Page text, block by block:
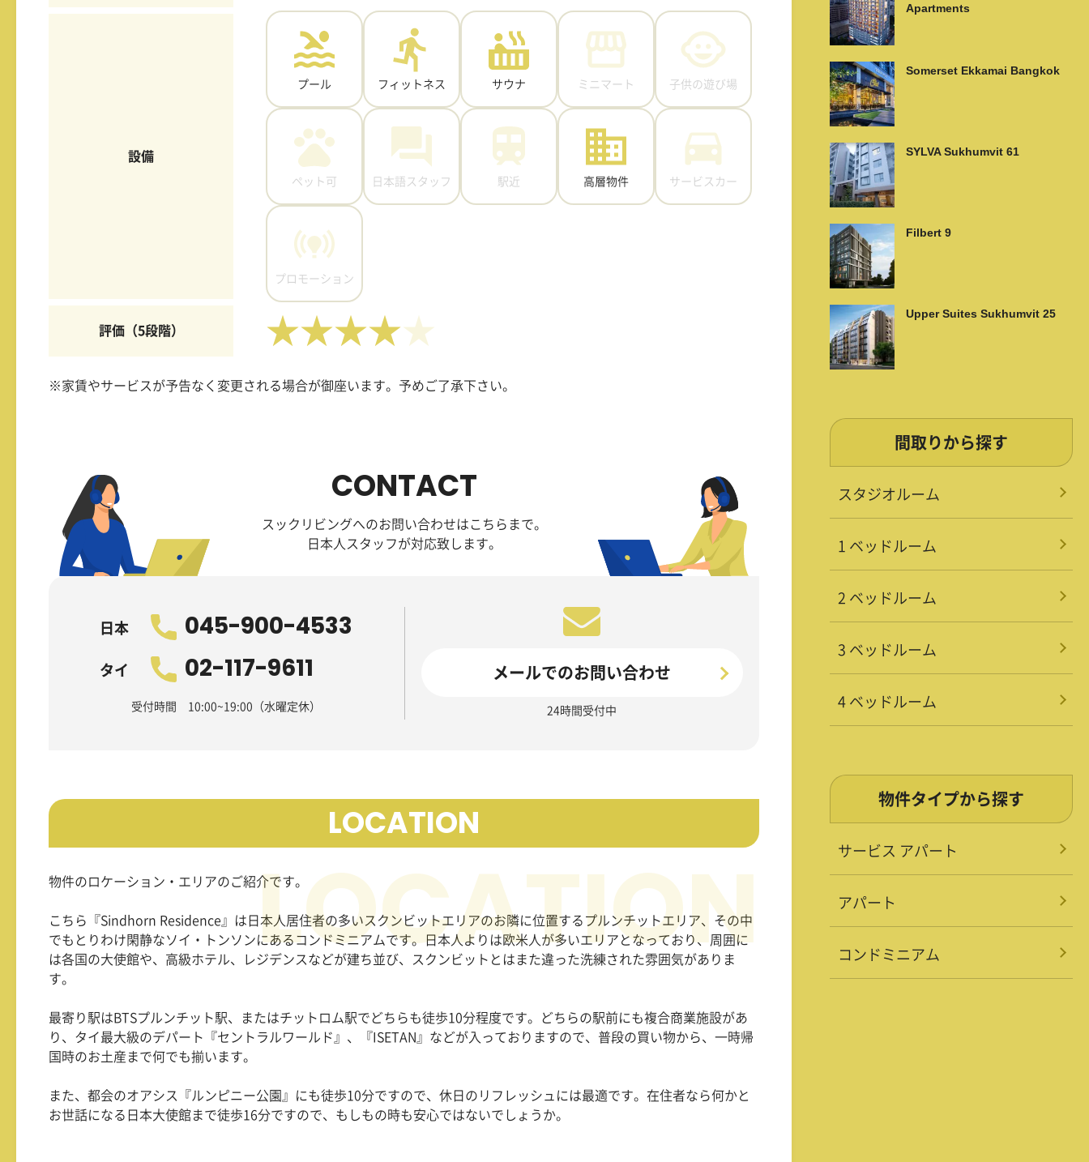
設備
プール フィットネス サウナ ミニマート 子供の遊び場
ペット可 日本語スタッフ 駅近 高層物件 サービスカー
プロモーション
評価（5段階） ★★★★
※家賃やサービスが予告なく変更される場合が御座います。予めご了承下さい。
CONTACT
スックリビングへのお問い合わせはこちらまで。
日本人スタッフが対応致します。
日本 045-900-4533
タイ 02-117-9611
受付時間 10:00~19:00（水曜定休）
メールでのお問い合わせ
24時間受付中
LOCATION
物件のロケーション・エリアのご紹介です。
こちら『Sindhorn Residence 』は日本人居住者の多いスクンビットエリアのお隣に位置するプルンチットエリア、その中
でもとりわけ閑静なソイ・トンソンにあるコンドミニアムです。日本人よりは欧米人が多いエリアとなっており、周囲に
は各国の大使館や、高級ホテル、レジデンスなどが建ち並び、スクンビットとはまた違った洗練された雰囲気がありま
す。
最寄り駅は BTSプルンチット駅、またはチットロム駅でどちらも徒歩10分程度です。どちらの駅前にも複合商業施設があ
り、タイ最大級のデパート『セントラルワールド』、『 ISETAN 』などが入っておりますので、普段の買い物から、一時帰
国時のお土産まで何でも揃います。
また、都会のオアシス『ルンピニー公園』にも徒歩10分ですので、休日のリフレッシュには最適です。在住者なら何かと
お世話になる日本大使館まで徒歩16分ですので、もしもの時も安心ではないでしょうか。
Apartments
Somerset Ekkamai Bangkok
SYLVA Sukhumvit 61
Filbert 9
Upper Suites Sukhumvit 25
間取りから探す
スタジオルーム
1 ベッドルーム
2 ベッドルーム
3 ベッドルーム
4 ベッドルーム
物件タイプから探す
サービス アパート
アパート
コンドミニアム